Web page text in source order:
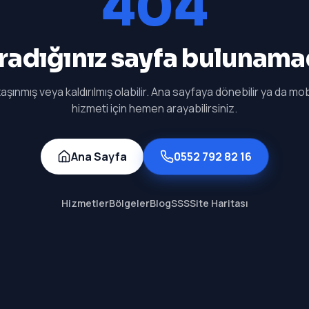
sayfa
veya kaldırılmış olabilir. Ana sayfaya dönebilir ya da
hizmeti için hemen arayabilirsiniz.
Ana Sayfa 0552 792 82 16
HizmetlerBölgelerBlogSSSSite Haritası